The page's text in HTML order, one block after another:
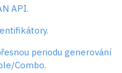
API.
periodu generování
Combo.